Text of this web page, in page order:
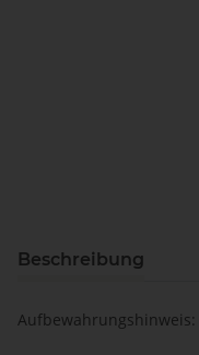
Beschreibung
Aufbewahrungshinweis: